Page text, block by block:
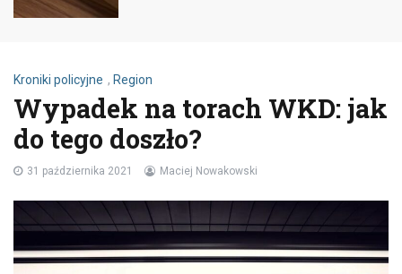
Kroniki policyjne , Region
Wypadek na torach WKD: jak
do tego doszło?
31 października 2021 Maciej Nowakowski